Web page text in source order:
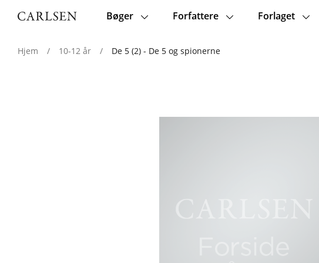
Main
Bøger Forfattere Forlaget
Hjem / 10-12 år / De 5 (2) - De 5 og spionerne